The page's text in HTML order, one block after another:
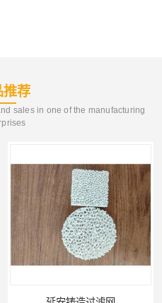
推荐
sales in one of the manufacturing